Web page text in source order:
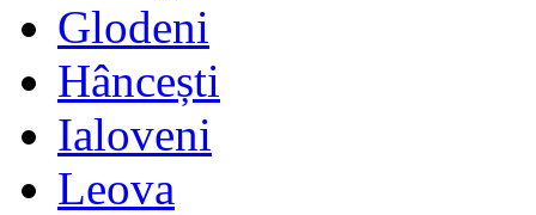
Glodeni
Hâncești
Ialoveni
Leova